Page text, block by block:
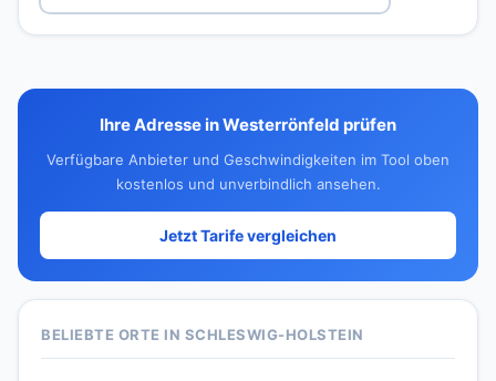
Ihre Adresse in Westerrönfeld prüfen
Verfügbare Anbieter und Geschwindigkeiten im Tool oben
kostenlos und unverbindlich ansehen.
Jetzt Tarife vergleichen
BELIEBTE ORTE IN SCHLESWIG-HOLSTEIN